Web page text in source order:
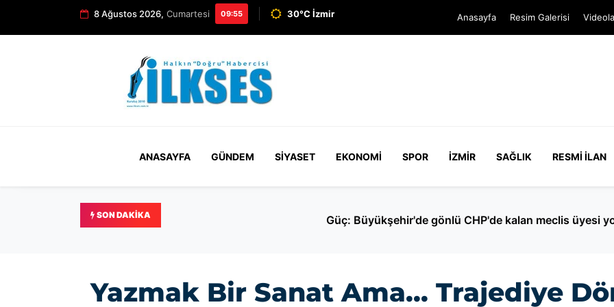
8 Ağustos 2026, Cumartesi 09:55 30°C İzmir Anasayfa Resim Galerisi
ANASAYFA GÜNDEM SIYASET EKONOMI SPOR İZMIR SAĞLIK RESMI İLAN
SON DAKIKA Güç: Büyükşehir'de gönlü CHP'de kalan meclis üyesi yok
Yazmak Bir Sanat Ama... Trajediye